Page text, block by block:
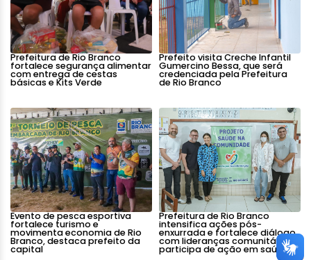
Prefeitura de Rio Branco
fortalece segurança alimentar
com entrega de cestas
básicas e Kits Verde
Prefeito visita Creche Infantil
Gumercino Bessa, que será
credenciada pela Prefeitura
de Rio Branco
Evento de pesca esportiva
fortalece turismo e
movimenta economia de Rio
Branco, destaca prefeito da
capital
Prefeitura de Rio Branco
intensifica ações pós-
enxurrada e fortalece diálogo
com lideranças comunitárias e
participa de ação em saúde